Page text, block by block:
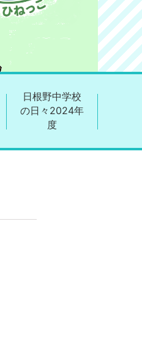
日根野中学校
の日々2024年
度